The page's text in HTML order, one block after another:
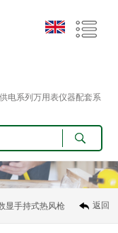
电系列万用表仪器配套系
返回
显手持式热风枪